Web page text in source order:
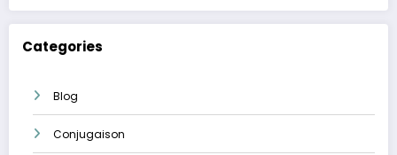
Categories
Blog
Conjugaison